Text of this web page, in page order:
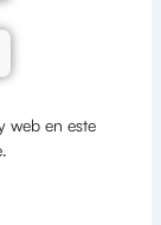
web en este